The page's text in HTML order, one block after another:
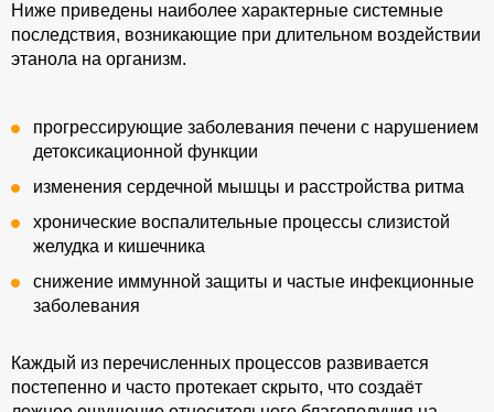
Ниже приведены наиболее характерные системные
последствия, возникающие при длительном воздействии
этанола на организм.
прогрессирующие заболевания печени с нарушением
детоксикационной функции
изменения сердечной мышцы и расстройства ритма
хронические воспалительные процессы слизистой
желудка и кишечника
снижение иммунной защиты и частые инфекционные
заболевания
Каждый из перечисленных процессов развивается
постепенно и часто протекает скрыто, что создаёт
Оставить отзыв
★★★★★
СПАСИБО!
Ваша заявка